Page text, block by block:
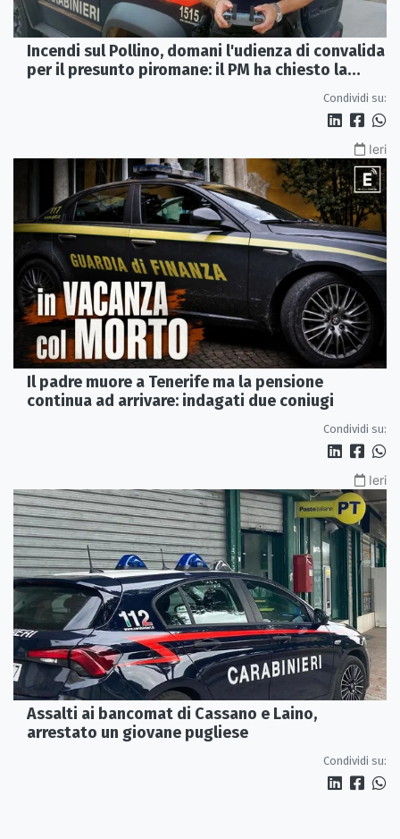
Incendi sul Pollino, domani l'udienza di convalida
per il presunto piromane: il PM ha chiesto la
Condividi su:
Ieri
Il padre muore a Tenerife ma la pensione
continua ad arrivare: indagati due coniugi
Condividi su:
Ieri
Assalti ai bancomat di Cassano e Laino,
arrestato un giovane pugliese
Condividi su: